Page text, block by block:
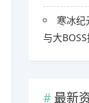
寒冰纪
与大
最新